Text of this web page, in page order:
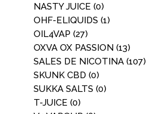
NASTY JUICE (0)
OHF-ELIQUIDS (1)
OIL4VAP (27)
OXVA OX PASSION (13)
SALES DE NICOTINA (107)
SKUNK CBD (0)
SUKKA SALTS (0)
T-JUICE (0)